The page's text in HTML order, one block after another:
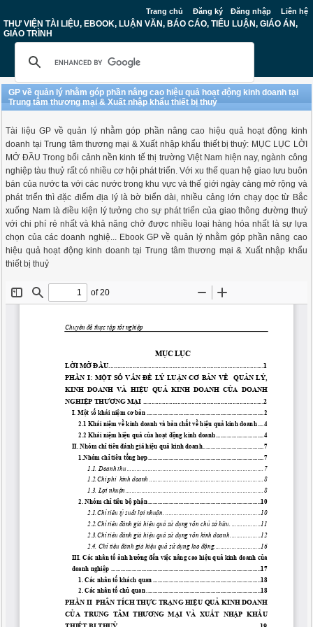
Trang chủ Đăng ký Đăng nhập Liên hệ
THƯ VIỆN TÀI LIỆU, EBOOK, LUẬN VĂN, BÁO CÁO, TIỂU LUẬN, GIÁO ÁN,
GIÁO TRÌNH
GP về quản lý nhằm góp phần nâng cao hiệu quả hoạt động kinh doanh tại
Trung tâm thương mại & Xuất nhập khẩu thiết bị thuỷ
Tài liệu GP về quản lý nhằm góp phần nâng cao hiệu quả hoạt động kinh
doanh tại Trung tâm thương mại & Xuất nhập khẩu thiết bị thuỷ: MỤC LỤC LỜI
MỞ ĐẦU Trong bối cảnh nền kinh tế thị trường Việt Nam hiện nay, ngành công
nghiệp tàu thuỷ rất có nhiều cơ hội phát triển. Với xu thế quan hệ giao lưu buôn
bán của nước ta với các nước trong khu vực và thế giới ngày càng mở rộng và
phát triển thì đặc điểm địa lý là bờ biển dài, nhiều cảng lớn chạy dọc từ Bắc
xuống Nam là điều kiện lý tưởng cho sự phát triển của giao thông đường thuỷ
với chi phí rẻ nhất và khả năng chở được nhiều loại hàng hóa nhất là sự lựa
chọn của các doanh nghiệ... Ebook GP về quản lý nhằm góp phần nâng cao
hiệu quả hoạt động kinh doanh tại Trung tâm thương mại & Xuất nhập khẩu
thiết bị thuỷ